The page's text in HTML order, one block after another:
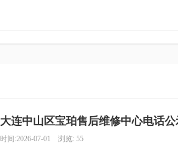
大连中山区宝珀售后维修中心电话公
时间:2026-07-01 浏览: 55